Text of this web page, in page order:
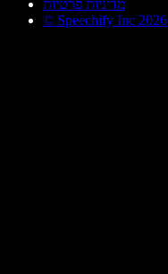
מדיניות פרטיות
© Speechify Inc 2026